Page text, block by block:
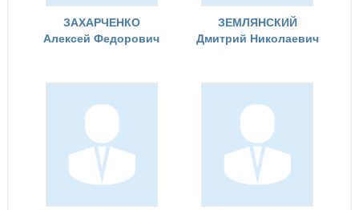
ЗАХАРЧЕНКО
Алексей Федорович
ЗЕМЛЯНСКИЙ
Дмитрий Николаевич